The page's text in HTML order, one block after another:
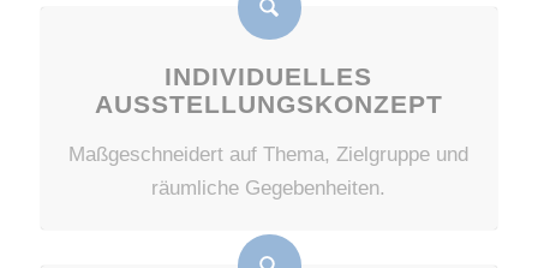
INDIVIDUELLES
AUSSTELLUNGSKONZEPT
Maßgeschneidert auf Thema, Zielgruppe und
räumliche Gegebenheiten.